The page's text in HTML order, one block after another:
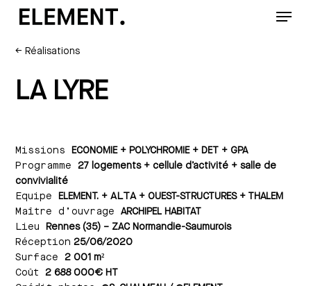
Menu
← Réalisations
LA LYRE
Missions ECONOMIE + POLYCHROMIE + DET + GPA
Programme 27 logements + cellule d’activité + salle de
convivialité
Equipe ELEMENT. + ALTA+ OUEST-STRUCTURES + THALEM
Maître d’ouvrage ARCHIPEL HABITAT
Lieu Rennes (35) – ZAC Normandie-Saumurois
Réception 25/06/2020
Surface 2 001 m²
Coût 2 688 000€ HT